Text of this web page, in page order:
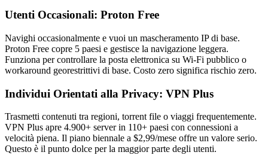
Utenti Occasionali: Proton Free
Navighi occasionalmente e vuoi un mascheramento IP di base.
Proton Free copre 5 paesi e gestisce la navigazione leggera.
Funziona per controllare la posta elettronica su Wi-Fi pubblico o
workaround georestrittivi di base. Costo zero significa rischio zero.
Individui Orientati alla Privacy: VPN Plus
Trasmetti contenuti tra regioni, torrent file o viaggi frequentemente.
VPN Plus apre 4.900+ server in 110+ paesi con connessioni a
velocità piena. Il piano biennale a $2,99/mese offre un valore serio.
Questo è il punto dolce per la maggior parte degli utenti.